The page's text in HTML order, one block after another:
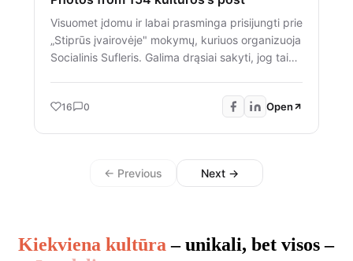
Visuomet įdomu ir labai prasminga prisijungti prie
„Stiprūs įvairovėje" mokymų, kuriuos organizuoja
Socialinis Sufleris. Galima drąsiai sakyti, jog tai
jaunuoliai patiria lygiavertį santykį diskusijose su
diskusijų festivalį įvairiausiomis temomis, kurias
patys moderuoja ir dalinasi įžvalgomis su
16 0 Open
← Previous Next →
Kiekviena kultūra– unikali, bet visos –